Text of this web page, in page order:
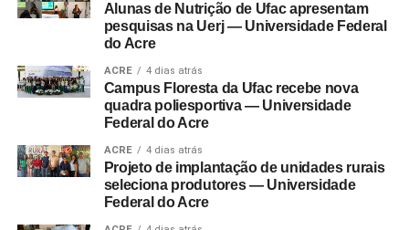
Alunas de Nutrição de Ufac apresentam
pesquisas na Uerj — Universidade Federal
do Acre
ACRE 4 dias atrás
Campus Floresta da Ufac recebe nova
quadra poliesportiva — Universidade
Federal do Acre
ACRE 4 dias atrás
Projeto de implantação de unidades rurais
seleciona produtores — Universidade
Federal do Acre